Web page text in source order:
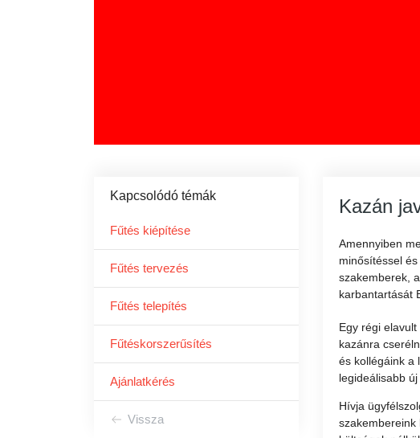
Kapcsolódó témák
Fűtés kiépítése
Fűtés tervezés
Fűtés telepítés
Fűtéskorszerűsítés
Ajánlatkérés
Vissza
Kazán
Amennyiben
minősítéssel
szakemberek,
karbantartását
Egy régi
kazánra
és kollégáink a
legideálisabb új
Hívja
szakembereink